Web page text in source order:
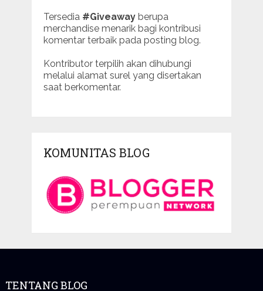
Tersedia #Giveawayberupa
merchandise menarik bagi kontribusi
komentar terbaik pada posting blog.
Kontributor terpilih akan dihubungi
melalui alamat surel yang disertakan
saat berkomentar.
KOMUNITAS BLOG
TENTANG BLOG